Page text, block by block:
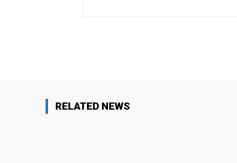
RELATED NEWS